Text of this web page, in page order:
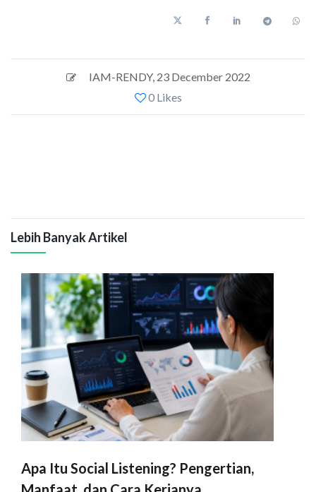
IAM-RENDY, 23 December 2022
0 Likes
Lebih Banyak Artikel
Apa Itu Social Listening? Pengertian,